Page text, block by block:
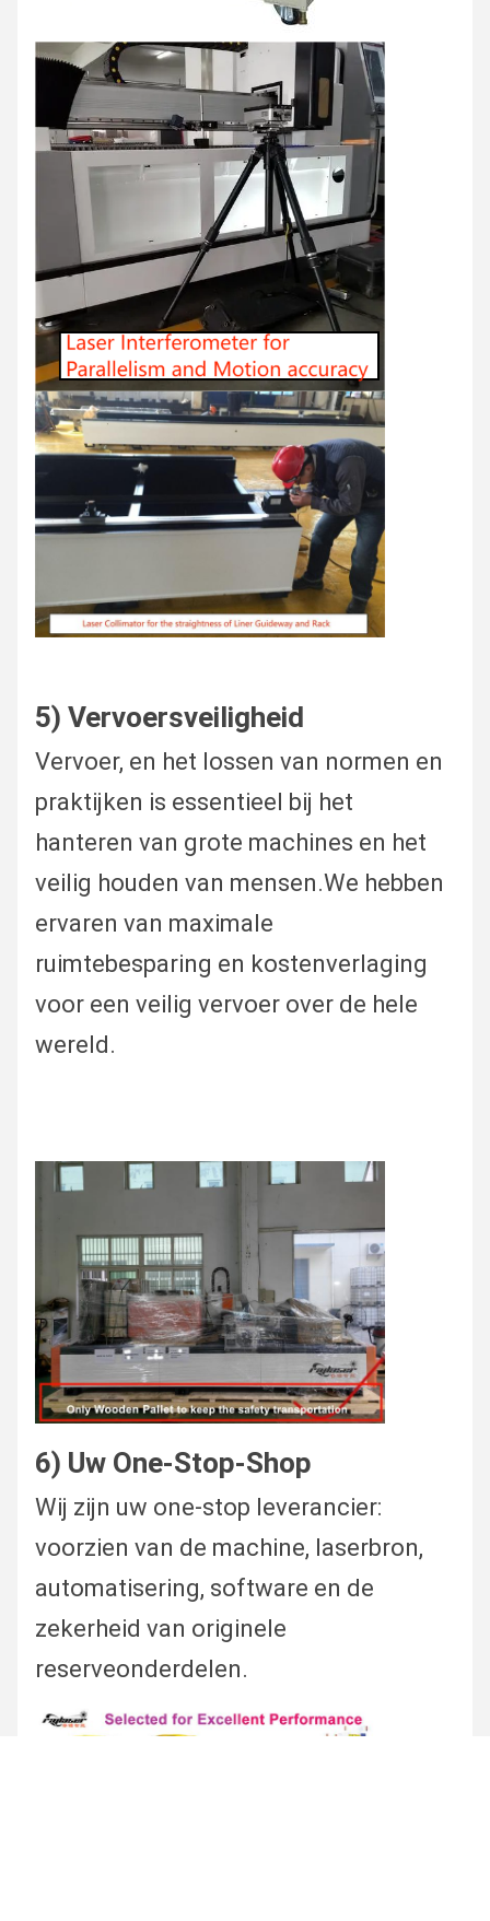
5) Vervoersveiligheid
Vervoer, en het lossen van normen en
praktijken is essentieel bij het
hanteren van grote machines en het
veilig houden van mensen.We hebben
ervaren van maximale
ruimtebesparing en kostenverlaging
voor een veilig vervoer over de hele
wereld.
6) Uw One-Stop-Shop
Wij zijn uw one-stop leverancier:
voorzien van de machine, laserbron,
automatisering, software en de
zekerheid van originele
reserveonderdelen.